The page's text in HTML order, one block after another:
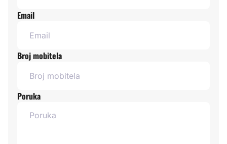
Email
Broj mobitela
Poruka